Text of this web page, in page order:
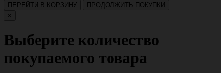
ПЕРЕЙТИ В КОРЗИНУ
ПРОДОЛЖИТЬ ПОКУПКИ
×
Выберите количество
покупаемого товара